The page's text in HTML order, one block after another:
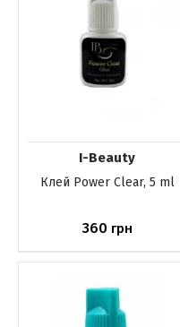
I-Beauty
Клей Power Clear, 5 ml
360 грн